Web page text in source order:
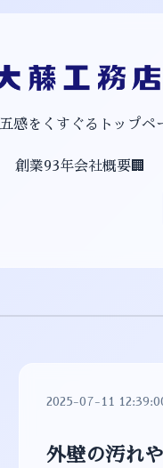
五感をくすぐるトップペ
創業93年会社概要🏢
2025-07-11
外壁の汚れ